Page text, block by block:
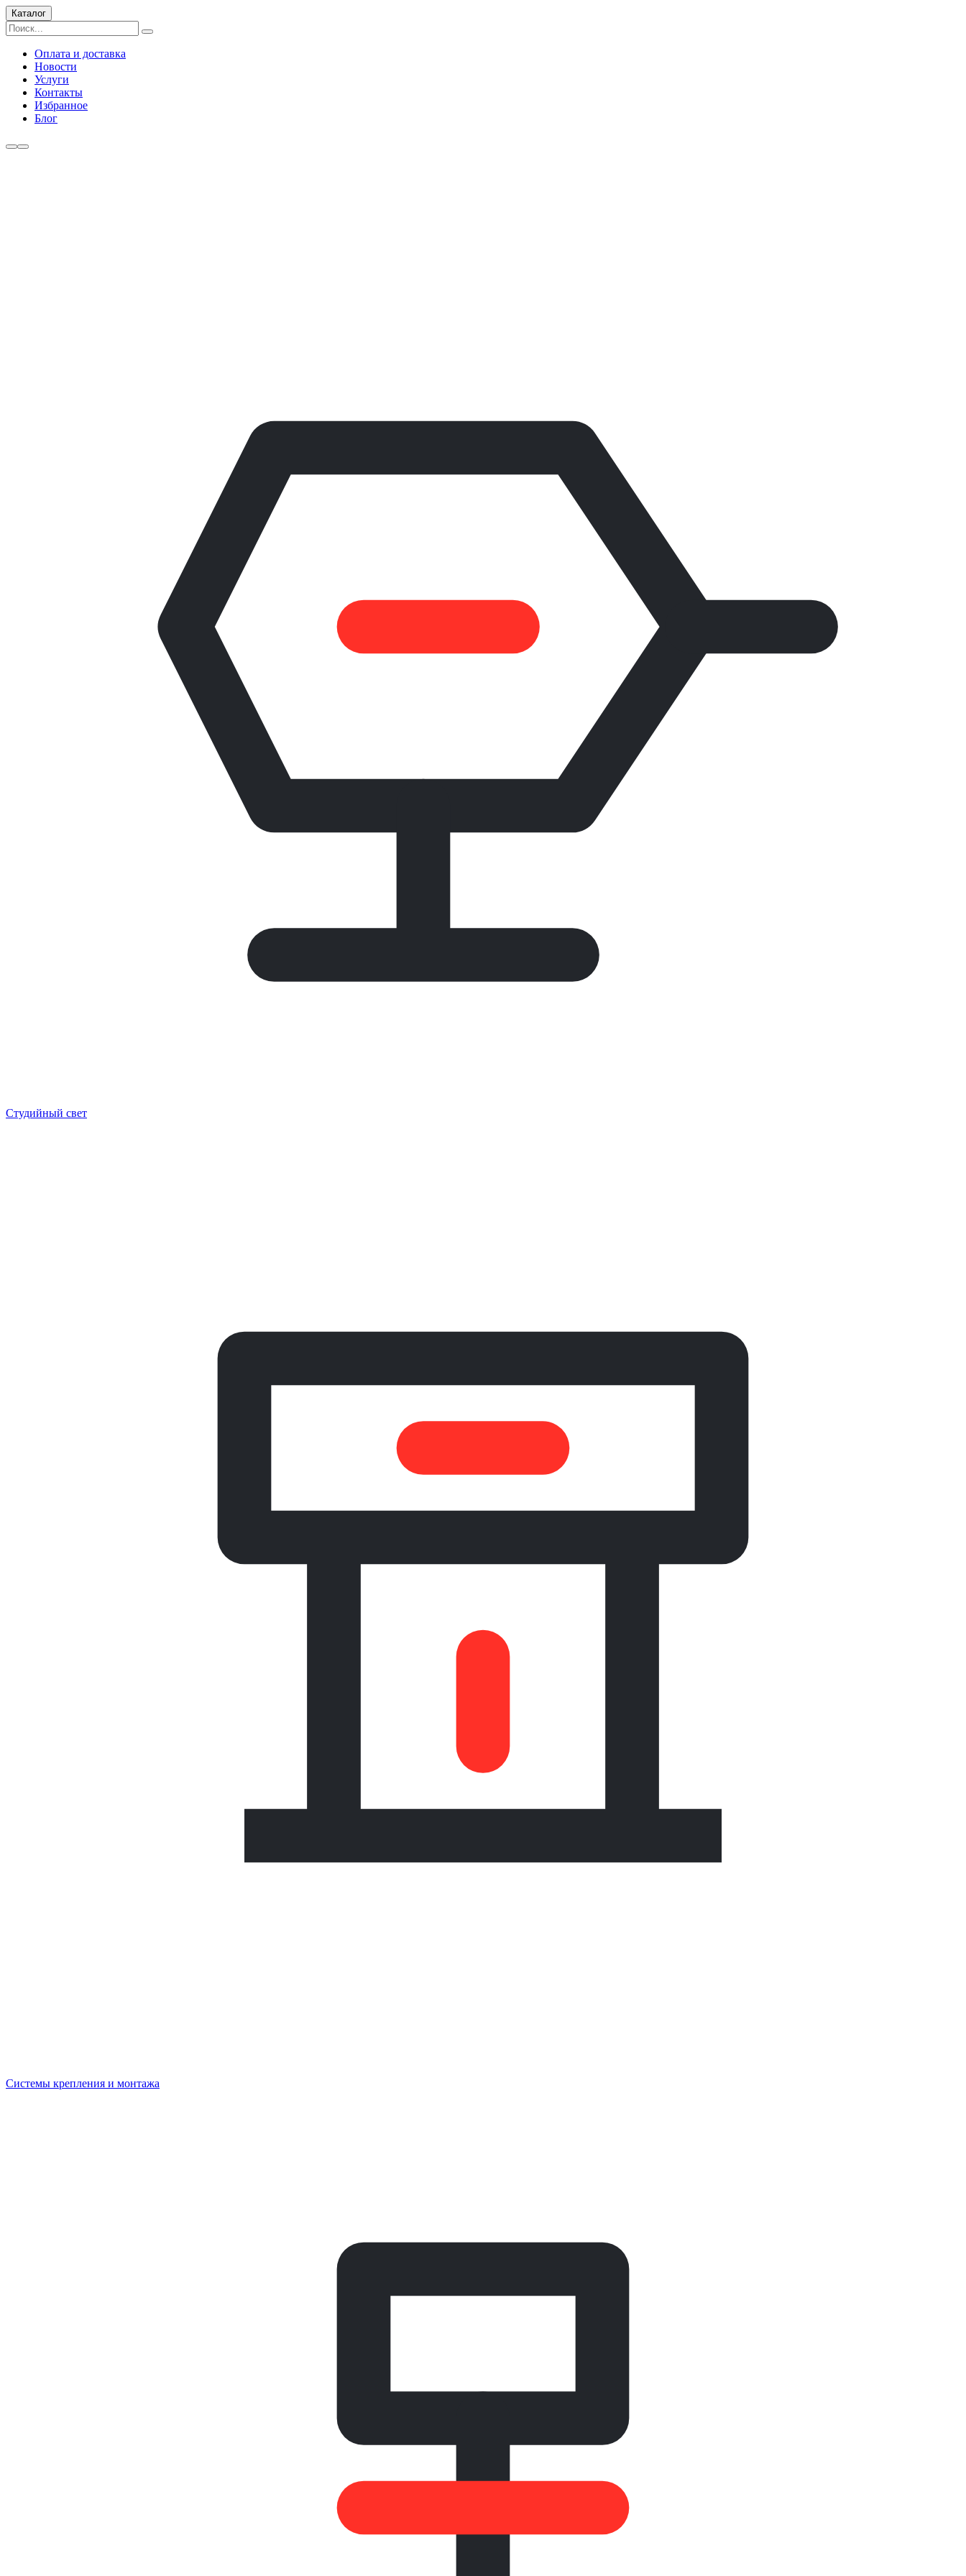
Каталог
Оплата и доставка
Новости
Услуги
Контакты
Избранное
Блог
Студийный свет
Системы крепления и монтажа